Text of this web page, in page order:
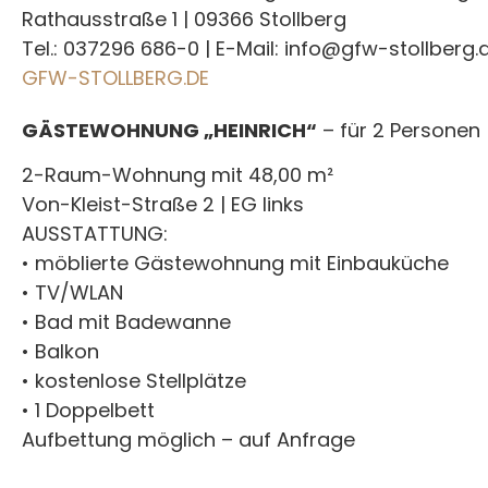
Rathausstraße 1 | 09366 Stollberg
Tel.: 037296 686-0 | E-Mail: info@gfw-
GFW-STOLLBERG.DE
GÄSTEWOHNUNG „HEINRICH“ – für 2 Personen
2-Raum-Wohnung mit 48,00 m²
Von-Kleist-Straße 2 | EG links
AUSSTATTUNG:
• möblierte Gästewohnung mit Einbauküche
• TV/WLAN
• Bad mit Badewanne
• Balkon
• kostenlose Stellplätze
• 1 Doppelbett
Aufbettung möglich – auf Anfrage